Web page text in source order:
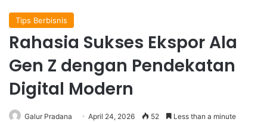
Tips Berbisnis
Rahasia Sukses Ekspor Ala
Gen Z dengan Pendekatan
Digital Modern
Galur Pradana April 24, 2026 52 Less than a minute